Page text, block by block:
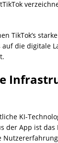
TikTok’s
die digitale
KI-
der App ist das